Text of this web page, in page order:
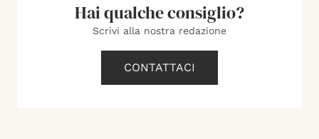
Hai qualche consiglio?
Scrivi alla nostra redazione
CONTATTACI